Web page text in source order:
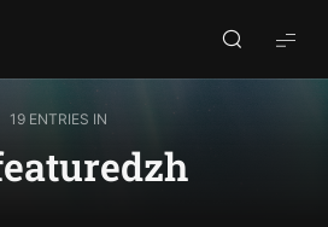
19 ENTRIES IN